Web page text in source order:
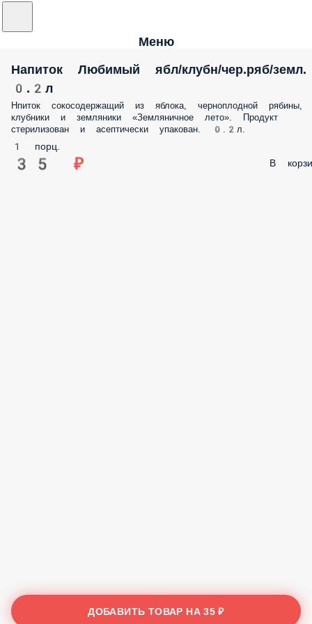
Меню
Напиток Любимый ябл/клубн/чер.ряб/земл.
0.2л
Нпиток сокосодержащий из яблока, черноплодной рябины,
клубники и земляники «Земляничное лето». Продукт
стерилизован и асептически упакован. 0.2л.
1 порц.
35 ₽ В
ДОБАВИТЬ ТОВАР НА35 ₽